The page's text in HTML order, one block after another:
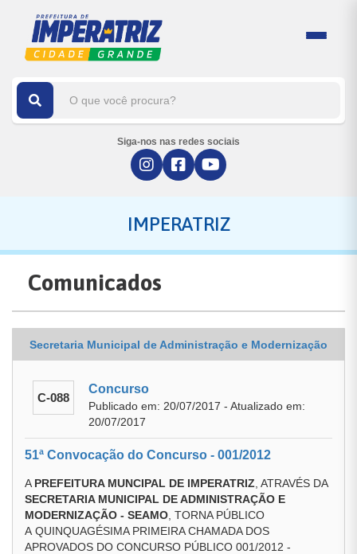
Siga-nos nas redes sociais
IMPERATRIZ
Comunicados
Secretaria Municipal de Administração e Modernização
C-088
Concurso
Publicado em: 20/07/2017 - Atualizado em:
20/07/2017
51ª Convocação do Concurso - 001/2012
A PREFEITURA MUNCIPAL DE IMPERATRIZ , ATRAVÉS DA
SECRETARIA MUNICIPAL DE ADMINISTRAÇÃO E
MODERNIZAÇÃO - SEAMO , TORNA PÚBLICO
A QUINQUAGÉSIMA PRIMEIRA CHAMADA DOS
APROVADOS DO CONCURSO PÚBLICO 001/2012 -